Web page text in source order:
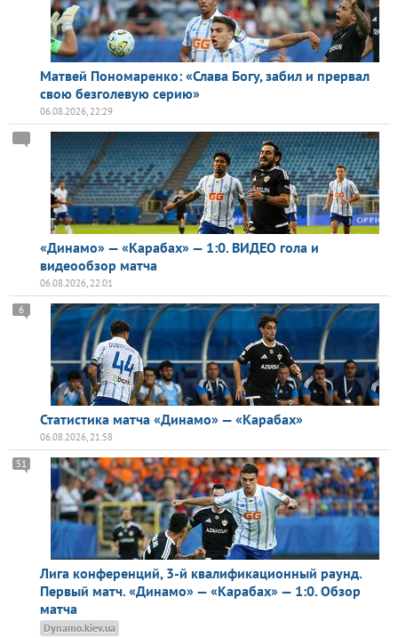
Матвей Пономаренко: «Слава Богу, забил и прервал
свою безголевую серию»
06.08.2026, 22:29
«Динамо» — «Карабах» — 1:0. ВИДЕО гола и
видеообзор матча
06.08.2026, 22:01
Статистика матча «Динамо» — «Карабах»
6
06.08.2026, 21:58
Лига конференций, 3-й квалификационный раунд.
Первый матч. «Динамо» — «Карабах» — 1:0. Обзор
матча
51
Dynamo.kiev.ua